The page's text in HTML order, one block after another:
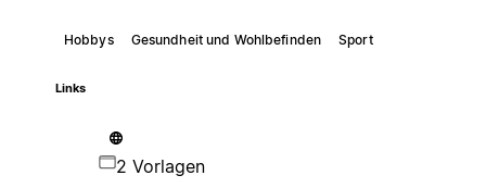
Hobbys Gesundheit und Wohlbefinden Sport
Links
2 Vorlagen